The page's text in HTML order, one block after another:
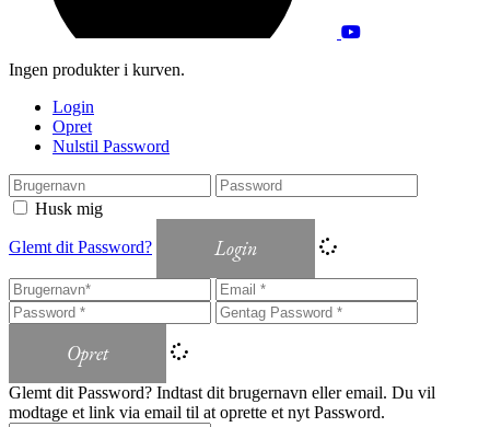
Ingen produkter i kurven.
Login
Opret
Nulstil Password
Husk mig
Glemt dit Password? Login
Opret
Glemt dit Password? Indtast dit brugernavn eller email. Du vil
modtage et link via email til at oprette et nyt Password.